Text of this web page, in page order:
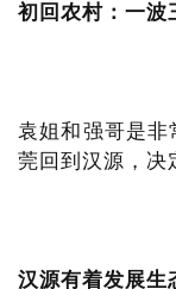
初回农村：一波
袁姐和强哥是非
莞回到汉源，决
汉源有着发展生